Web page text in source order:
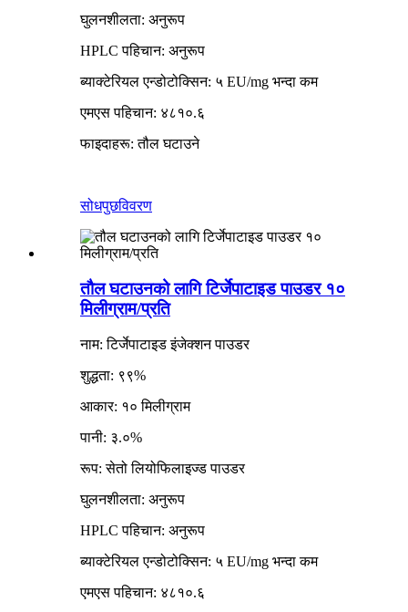
घुलनशीलता: अनुरूप
HPLC पहिचान: अनुरूप
ब्याक्टेरियल एन्डोटोक्सिन: ५ EU/mg भन्दा कम
एमएस पहिचान: ४८१०.६
फाइदाहरू: तौल घटाउने
सोधपुछविवरण
तौल घटाउनको लागि टिर्जेपाटाइड पाउडर १०
मिलीग्राम/प्रति
नाम: टिर्जेपाटाइड इंजेक्शन पाउडर
शुद्धता: ९९%
आकार: १० मिलीग्राम
पानी: ३.०%
रूप: सेतो लियोफिलाइज्ड पाउडर
घुलनशीलता: अनुरूप
HPLC पहिचान: अनुरूप
ब्याक्टेरियल एन्डोटोक्सिन: ५ EU/mg भन्दा कम
एमएस पहिचान: ४८१०.६